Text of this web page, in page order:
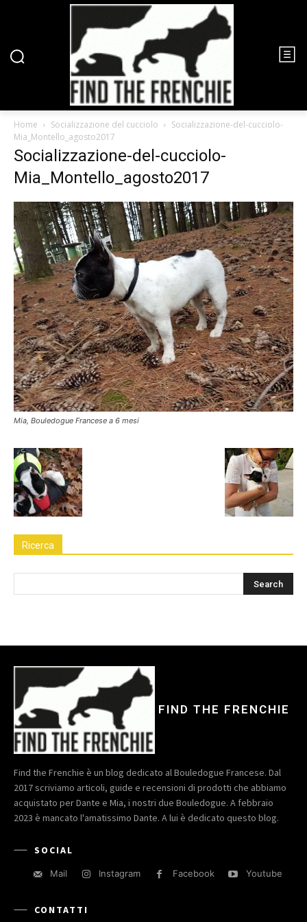
Home Socializzazione del cucciolo
Socializzazione-del-cucciolo-
Mia_Montello_agosto2017
Socializzazione-del-cucciolo-
Mia_Montello_agosto2017
Mia, Bouledogue Francese a 6 mesi
Ricerca
FIND THE FRENCHIE
Find the Frenchie è un blog dedicato al Bouledogue Francese. Dal
2017 scriviamo articoli, guide e recensioni di prodotti che abbiamo
acquistato per Dante e Mia, i nostri due Bouledogue. A febbraio
2023 è mancato l'amatissimo Dante. A lui è dedicato questo blog.
SOCIAL
Mail Instagram Facebook Youtube
CONTATTI